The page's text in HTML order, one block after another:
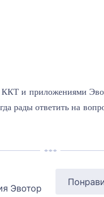
и приложениями
рады ответить на
Эвотор